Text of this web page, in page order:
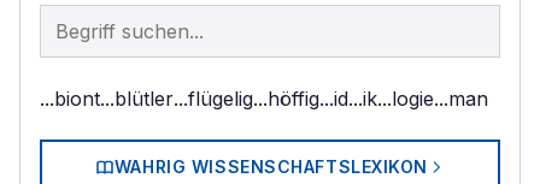
Begriff im Lexikon suchen
...biont...blütler...flügelig...höffig...id...ik...logie...man
WAHRIG WISSENSCHAFTSLEXIKON